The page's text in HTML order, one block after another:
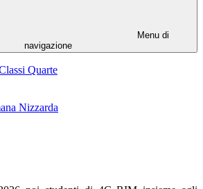
Menu di
navigazione
Quarte
Nizzarda